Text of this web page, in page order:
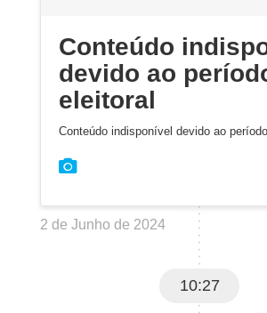
Conteúdo
devido ao
eleitoral
Conteúdo indisponível devido ao
2 de Junho de 2024
10:27